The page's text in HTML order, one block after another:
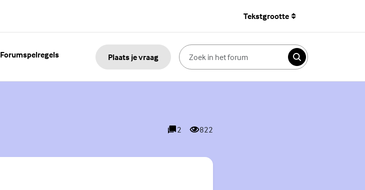
Tekstgrootte
Forumspelregels Plaats je vraag
Zoeken
2
reacties
822
weergaves